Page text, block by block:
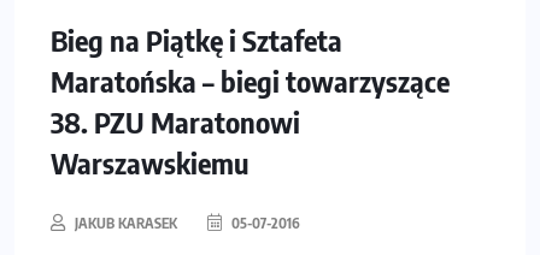
Bieg na Piątkę i Sztafeta
Maratońska – biegi towarzyszące
38. PZU Maratonowi
Warszawskiemu
JAKUB KARASEK 05-07-2016